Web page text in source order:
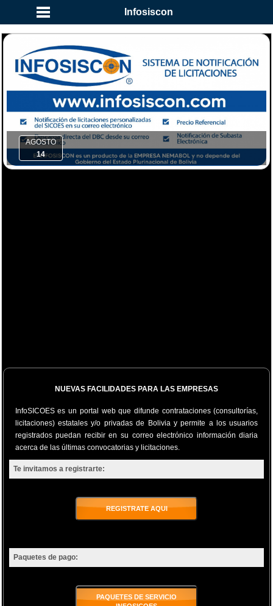
Infosiscon
AGOSTO
14
NUEVAS FACILIDADES PARA LAS EMPRESAS
InfoSICOES es un portal web que difunde contrataciones (consultorías,
licitaciones) estatales y/o privadas de Bolivia y permite a los usuarios
registrados puedan recibir en su correo electrónico información diaria
acerca de las últimas convocatorias y licitaciones.
Te invitamos a registrarte:
REGISTRATE AQUI
Paquetes de pago:
PAQUETES DE SERVICIO